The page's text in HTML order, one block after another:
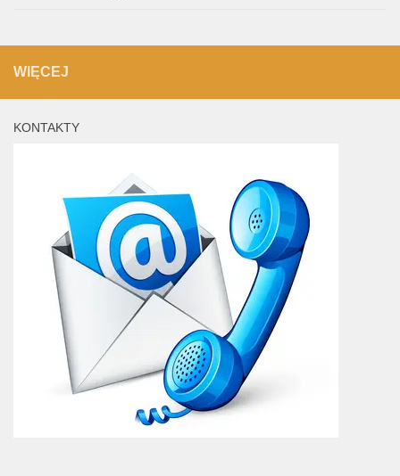
WIĘCEJ
KONTAKTY